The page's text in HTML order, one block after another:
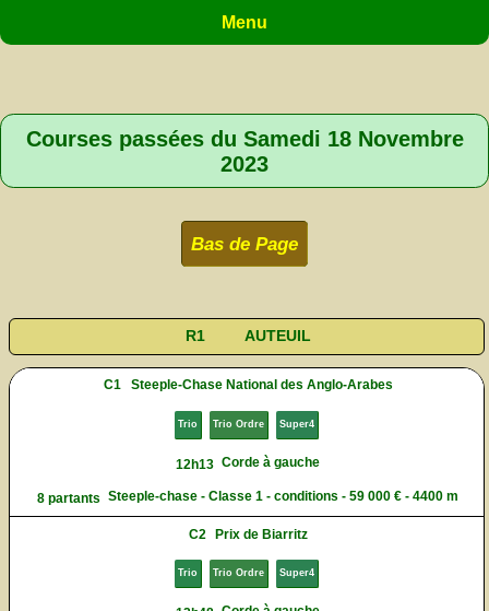
Menu
Courses passées du Samedi 18 Novembre
2023
Bas de Page
R1 AUTEUIL
C1 Steeple-Chase National des Anglo-Arabes
Trio Trio Ordre Super4
12h13 Corde à gauche
8 partants Steeple-chase - Classe 1 - conditions - 59 000 € - 4400 m
C2 Prix de Biarritz
Trio Trio Ordre Super4